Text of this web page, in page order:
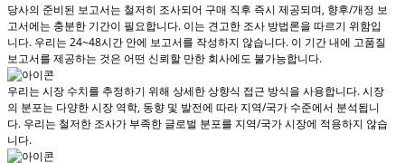
당사의 준비된 보고서는 철저히 조사되어 구매 직후 즉시 제공되며, 향후/개정 보
고서에는 충분한 기간이 필요합니다. 이는 견고한 조사 방법론을 따르기 위함입
니다. 우리는 24~48시간 안에 보고서를 작성하지 않습니다. 이 기간 내에 고품질
보고서를 제공하는 것은 어떤 신뢰할 만한 회사에도 불가능합니다.
우리는 시장 수치를 추정하기 위해 상세한 상향식 접근 방식을 사용합니다. 시장
의 분포는 다양한 시장 역학, 동향 및 발전에 따라 지역/국가 수준에서 분석됩니
다. 우리는 철저한 조사가 부족한 글로벌 분포를 지역/국가 시장에 적용하지 않습
니다.